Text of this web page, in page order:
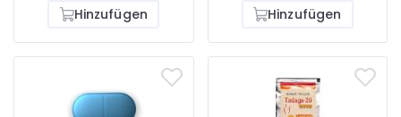
Hinzufügen
Hinzufügen